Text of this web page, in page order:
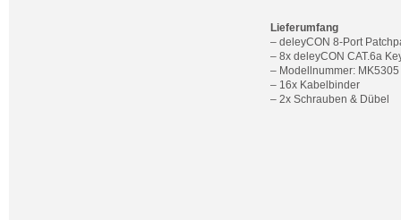
Lieferumfang
– deleyCON 8-Port
– 8x deleyCON CAT.6a
– Modellnummer: MK5305
– 16x Kabelbinder
– 2x Schrauben & Dübel